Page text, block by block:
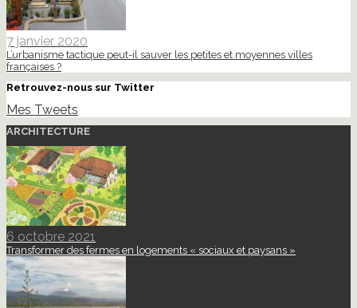
7 janvier 2020
L’urbanisme tactique peut-il sauver les petites et moyennes villes
françaises ?
Retrouvez-nous sur Twitter
Mes Tweets
ARCHITECTURE
6 octobre 2021
Transformer des fermes en logements « sociaux et paysans »